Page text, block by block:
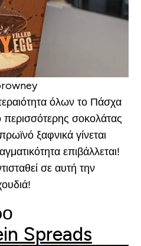
όλων το Πάσχα
σοκολάτας
ξαφνικά γίνεται
επιβάλλεται!
σε αυτή την
Spreads